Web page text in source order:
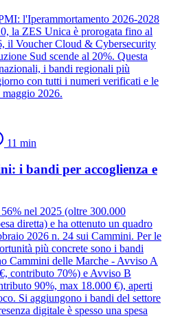
l'Iperammortamento 2026-2028
la ZES Unica è prorogata fino al
il Voucher Cloud & Cybersecurity
Sud scende al 20%. Questa
i bandi regionali più
con tutti i numeri verificati e le
2026.
11 min
i bandi per accoglienza e
nel 2025 (oltre 300.000
diretta) e ha ottenuto un quadro
2026 n. 24 sui Cammini. Per le
più concrete sono i bandi
Cammini delle Marche - Avviso A
contributo 70%) e Avviso B
90%, max 18.000 €), aperti
Si aggiungono i bandi del settore
digitale è spesso una spesa